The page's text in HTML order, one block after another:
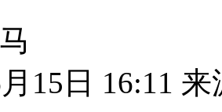
15日 16:11 来